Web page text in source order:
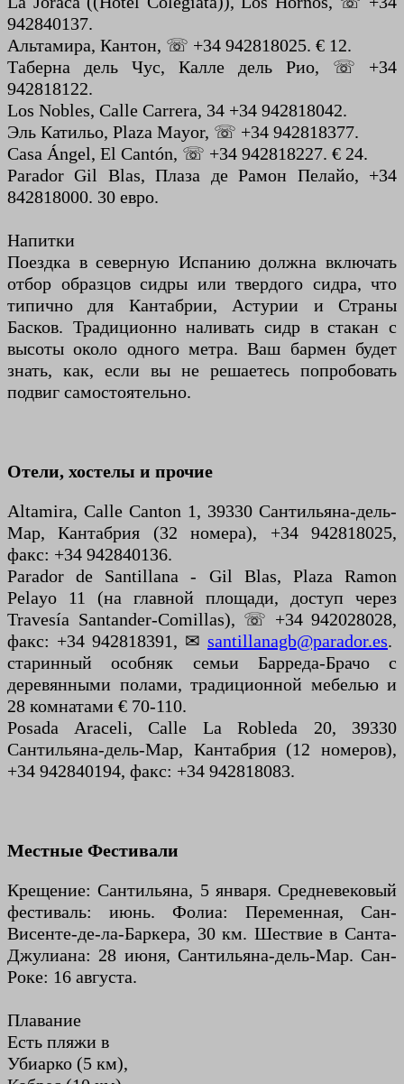
942840137.
Альтамира, Кантон, ☏ +34 942818025. € 12.
Таберна дель Чус, Калле дель Рио, ☏ +34
942818122.
Los Nobles, Calle Carrera, 34 +34 942818042.
Эль Катильо, Plaza Mayor, ☏ +34 942818377.
Casa Ángel, El Cantón, ☏ +34 942818227. € 24.
Parador Gil Blas, Плаза де Рамон Пелайо, +34
842818000. 30 евро.
Напитки
Поездка в северную Испанию должна включать
отбор образцов сидры или твердого сидра, что
типично для Кантабрии, Астурии и Страны
Басков. Традиционно наливать сидр в стакан с
высоты около одного метра. Ваш бармен будет
знать, как, если вы не решаетесь попробовать
подвиг самостоятельно.
Отели, хостелы и прочие
Altamira, Calle Canton 1, 39330 Сантильяна-дель-
Мар, Кантабрия (32 номера), +34 942818025,
факс: +34 942840136.
Parador de Santillana - Gil Blas, Plaza Ramon
Pelayo 11 (на главной площади, доступ через
Travesía Santander-Comillas), ☏ +34 942028028,
факс: +34 942818391, ✉ santillanagb@parador.es.
старинный особняк семьи Барреда-Брачо с
деревянными полами, традиционной мебелью и
28 комнатами € 70-110.
Posada Araceli, Calle La Robleda 20, 39330
Сантильяна-дель-Мар, Кантабрия (12 номеров),
+34 942840194, факс: +34 942818083.
Местные Фестивали
Крещение: Сантильяна, 5 января. Средневековый
фестиваль: июнь. Фолиа: Переменная, Сан-
Висенте-де-ла-Баркера, 30 км. Шествие в Санта-
Джулиана: 28 июня, Сантильяна-дель-Мар. Сан-
Роке: 16 августа.
Плавание
Есть пляжи в
Убиарко (5 км),